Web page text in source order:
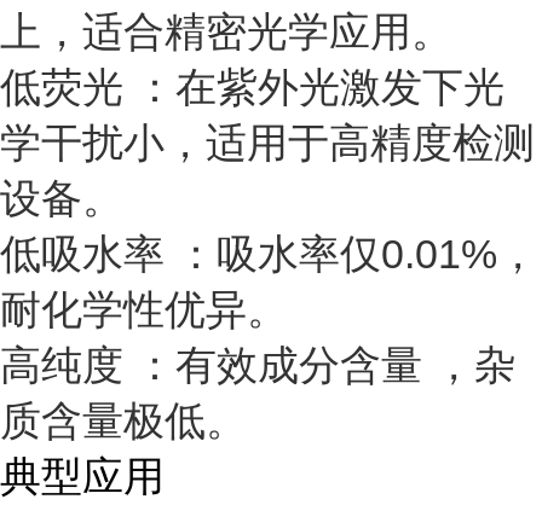
上，适合精密光学应用。
低荧光 ：在紫外光激发下光
学干扰小，适用于高精度检测
设备。
低吸水率 ：吸水率仅0.01%，
耐化学性优异。
高纯度 ：有效成分含量 ，杂
质含量极低。
典型应用